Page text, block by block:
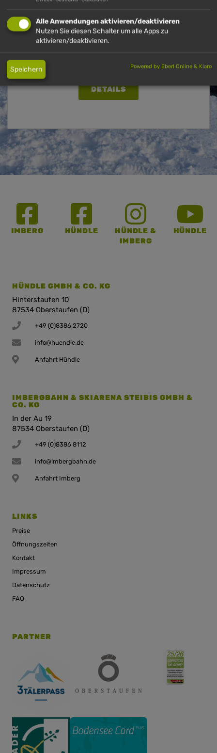
SKISCHULE
DETAILS
IMBERG HÜNDLE
HÜNDLE &
IMBERG
HÜNDLE
HÜNDLE GMBH & CO. KG
Hinterstaufen 10
87534 Oberstaufen (D)
+49 (0)8386 2720
info@huendle.de
Anfahrt Hündle
IMBERGBAHN & SKIARENA STEIBIS GMBH &
CO. KG
In der Au 19
87534 Oberstaufen (D)
+49 (0)8386 8112
info@imbergbahn.de
Anfahrt Imberg
LINKS
Preise
Öffnungszeiten
Kontakt
Impressum
Datenschutz
FAQ
PARTNER
Alle Anwendungen aktivieren/deaktivieren
Nutzen Sie diesen Schalter um alle Apps zu
aktivieren/deaktivieren.
Speichern Powered by Eberl Online & Klaro